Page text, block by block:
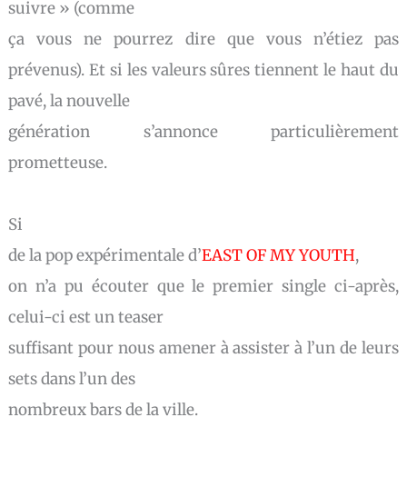
suivre » (comme
ça vous ne pourrez dire que vous n’étiez pas
prévenus). Et si les valeurs sûres tiennent le haut du
pavé, la nouvelle
génération s’annonce particulièrement
prometteuse.
Si
de la pop expérimentale d’EAST OF MY YOUTH,
on n’a pu écouter que le premier single ci-après,
celui-ci est un teaser
suffisant pour nous amener à assister à l’un de leurs
sets dans l’un des
nombreux bars de la ville.